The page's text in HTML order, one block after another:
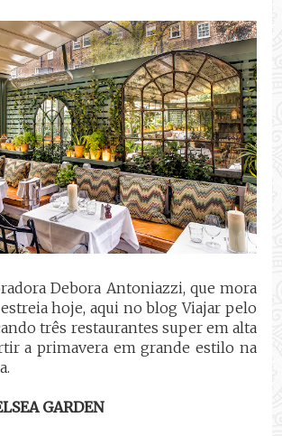
Debora Antoniazzi, que mora
hoje, aqui no blog Viajar pelo
três restaurantes super em alta
a primavera em grande estilo na
GARDEN